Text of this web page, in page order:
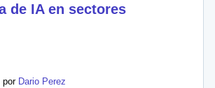
de IA en sectores
por Dario Perez